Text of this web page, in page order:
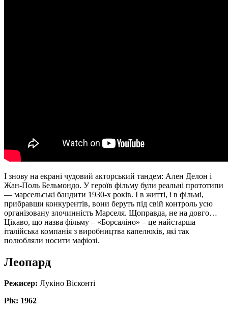
І знову на екрані чудовий акторський тандем: Ален Делон і
Жан-Поль Бельмондо. У героїв фільму були реальні прототипи
— марсельські бандити 1930-х років. І в житті, і в фільмі,
прибравши конкурентів, вони беруть під свій контроль усю
організовану злочинність Марселя. Щоправда, не на довго…
Цікаво, що назва фільму – «Борсаліно» – це найстарша
італійська компанія з виробництва капелюхів, які так
полюбляли носити мафіозі.
Леопард
Режисер: Лукіно Вісконті
Рік: 1962